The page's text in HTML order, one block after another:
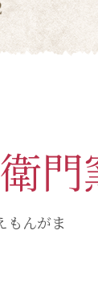
門
もんがま